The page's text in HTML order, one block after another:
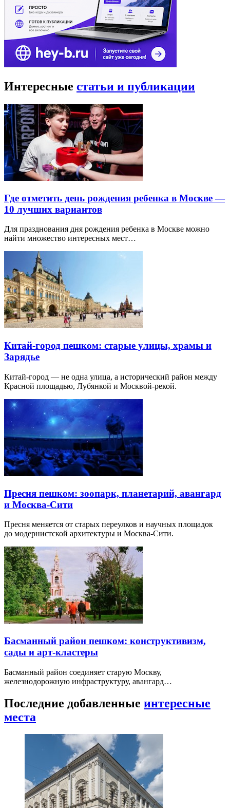
Интересные статьи и публикации
Где отметить день рождения ребенка в Москве —
10 лучших вариантов
Для празднования дня рождения ребенка в Москве можно
найти множество интересных мест…
Китай-город пешком: старые улицы, храмы и
Зарядье
Китай-город — не одна улица, а исторический район между
Красной площадью, Лубянкой и Москвой-рекой.
Пресня пешком: зоопарк, планетарий, авангард
и Москва-Сити
Пресня меняется от старых переулков и научных площадок
до модернистской архитектуры и Москва-Сити.
Басманный район пешком: конструктивизм,
сады и арт-кластеры
Басманный район соединяет старую Москву,
железнодорожную инфраструктуру, авангард…
Последние добавленные интересные
места